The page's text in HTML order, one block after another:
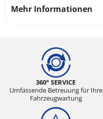
Mehr Informationen
360° SERVICE
Umfassende Betreuung für Ihre
Fahrzeugwartung